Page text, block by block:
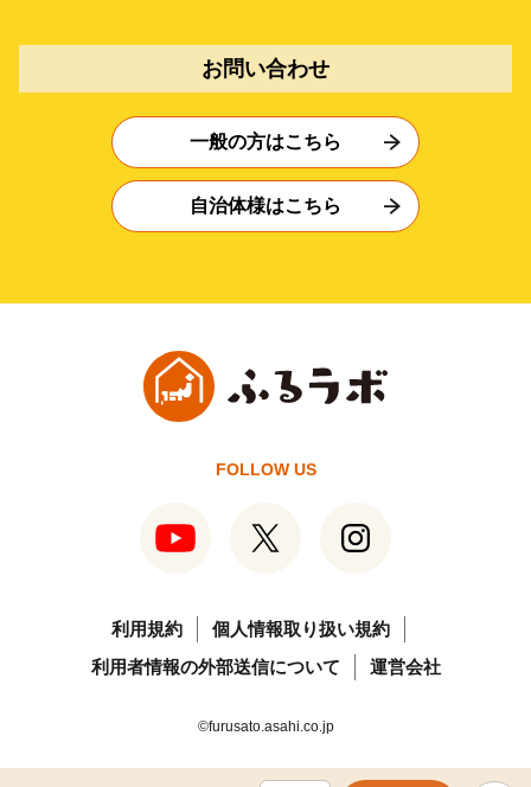
お問い合わせ
一般の方はこちら
自治体様はこちら
FOLLOW US
利用規約
個人情報取り扱い規約
利用者情報の外部送信について
運営会社
©furusato.asahi.co.jp